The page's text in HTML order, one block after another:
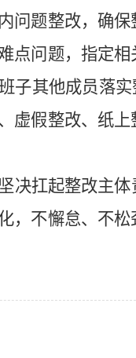
问题整改，确
点问题，指定
子其他成员落
虚假整改、纸
决扛起整改主
不懈怠、不